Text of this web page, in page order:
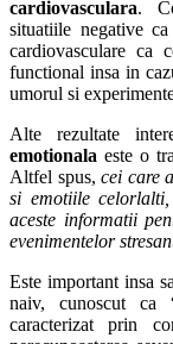
cardiovasculara.
situatiile negative
cardiovasculare ca
functional insa in
umorul si
Alte rezultate
emotionala este o
Altfel spus, cei care
si emotiile
aceste informatii
evenimentelor
Este important insa
naiv, cunoscut ca
caracterizat prin